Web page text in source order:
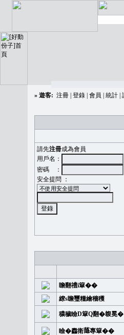
» 遊客: 注冊 登錄 會員 統計
請先注冊成為會員
用戶名：
密碼 ：
安全提問 ：
瞻翻禮i簞��
繚s瞻璽糧繪穡穫
穠穢瞼D簞Q翻�䪖冕�
瞼�䆐衛𦻕專簞��